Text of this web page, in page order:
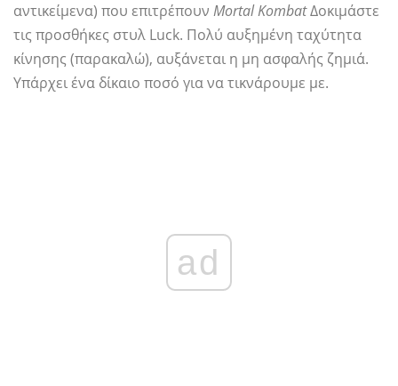
αντικείμενα) που επιτρέπουν Mortal KombatΔοκιμάστε
τις προσθήκες στυλ Luck. Πολύ αυξημένη ταχύτητα
κίνησης (παρακαλώ), αυξάνεται η μη ασφαλής ζημιά.
Υπάρχει ένα δίκαιο ποσό για να τικνάρουμε με.
ad